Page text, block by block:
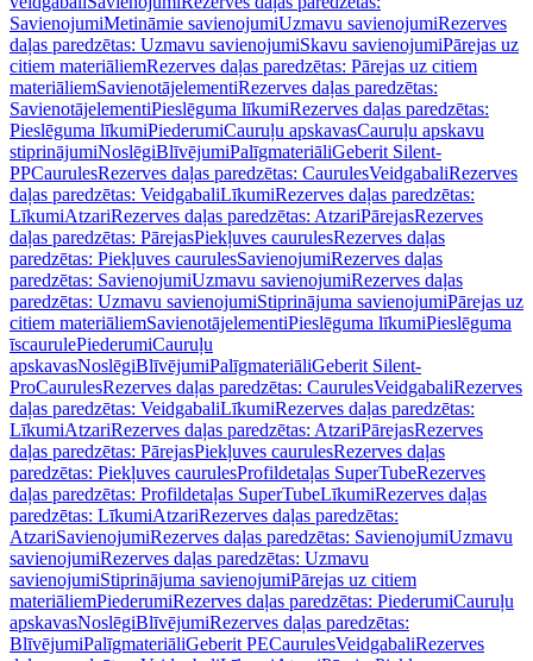
SavienojumiMetināmie savienojumiUzmavu savienojumiRezerves
daļas paredzētas: Uzmavu savienojumiSkavu savienojumiPārejas uz
citiem materiāliemRezerves daļas paredzētas: Pārejas uz citiem
materiāliemSavienotājelementiRezerves daļas paredzētas:
SavienotājelementiPieslēguma līkumiRezerves daļas paredzētas:
Pieslēguma līkumiPiederumiCauruļu apskavasCauruļu apskavu
stiprinājumiNoslēgiBlīvējumiPalīgmateriāliGeberit Silent-
PPCaurulesRezerves daļas paredzētas: CaurulesVeidgabaliRezerves
daļas paredzētas: VeidgabaliLīkumiRezerves daļas paredzētas:
LīkumiAtzariRezerves daļas paredzētas: AtzariPārejasRezerves
daļas paredzētas: PārejasPiekļuves caurulesRezerves daļas
paredzētas: Piekļuves caurulesSavienojumiRezerves daļas
paredzētas: SavienojumiUzmavu savienojumiRezerves daļas
paredzētas: Uzmavu savienojumiStiprinājuma savienojumiPārejas uz
citiem materiāliemSavienotājelementiPieslēguma līkumiPieslēguma
īscaurulePiederumiCauruļu
apskavasNoslēgiBlīvējumiPalīgmateriāliGeberit Silent-
ProCaurulesRezerves daļas paredzētas: CaurulesVeidgabaliRezerves
daļas paredzētas: VeidgabaliLīkumiRezerves daļas paredzētas:
LīkumiAtzariRezerves daļas paredzētas: AtzariPārejasRezerves
daļas paredzētas: PārejasPiekļuves caurulesRezerves daļas
paredzētas: Piekļuves caurulesProfildetaļas SuperTubeRezerves
daļas paredzētas: Profildetaļas SuperTubeLīkumiRezerves daļas
paredzētas: LīkumiAtzariRezerves daļas paredzētas:
AtzariSavienojumiRezerves daļas paredzētas: SavienojumiUzmavu
savienojumiRezerves daļas paredzētas: Uzmavu
savienojumiStiprinājuma savienojumiPārejas uz citiem
materiāliemPiederumiRezerves daļas paredzētas: PiederumiCauruļu
apskavasNoslēgiBlīvējumiRezerves daļas paredzētas:
BlīvējumiPalīgmateriāliGeberit PECaurulesVeidgabaliRezerves